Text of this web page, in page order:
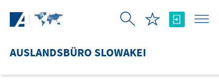
AUSLANDSBÜRO SLOWAKEI